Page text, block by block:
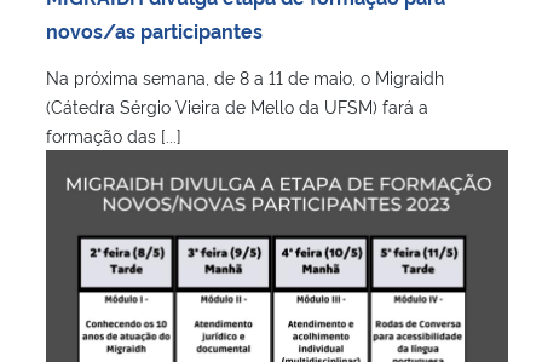
novos/as participantes
Na próxima semana, de 8 a 11 de maio, o Migraidh
(Cátedra Sérgio Vieira de Mello da UFSM) fará a
formação das [...]